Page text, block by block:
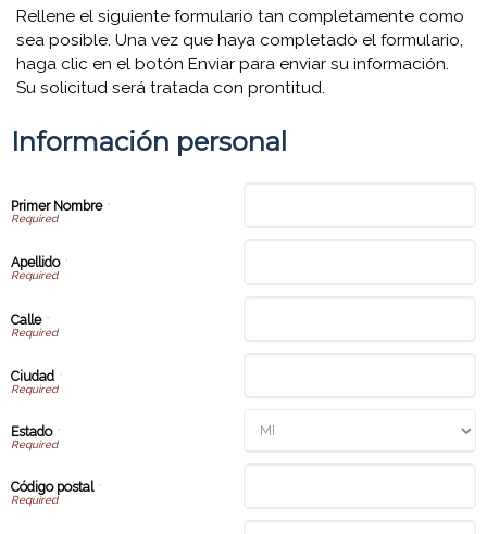
Rellene el siguiente formulario tan completamente como
sea posible. Una vez que haya completado el formulario,
haga clic en el botón Enviar para enviar su información.
Su solicitud será tratada con prontitud.
Información personal
Primer Nombre *
Apellido*
Calle*
Ciudad *
Estado*
Código postal*